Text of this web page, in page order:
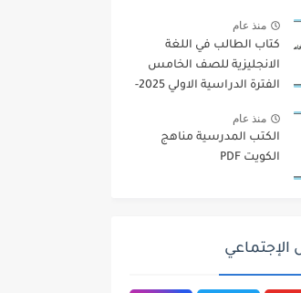
منذ عام
كتاب الطالب في اللغة
الانجليزية للصف الخامس
الفترة الدراسية الاولي 2025-
منذ عام
الكتب المدرسية مناهج
الكويت PDF
الإجتماعي